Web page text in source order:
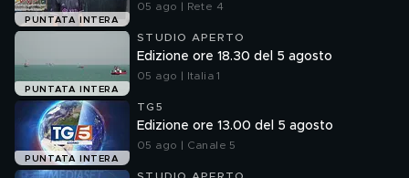
PUNTATA INTERA
05 ago | Rete 4
PUNTATA INTERA
STUDIO APERTO
Edizione ore 18.30 del 5 agosto
05 ago | Italia 1
PUNTATA INTERA
TG5
Edizione ore 13.00 del 5 agosto
05 ago | Canale 5